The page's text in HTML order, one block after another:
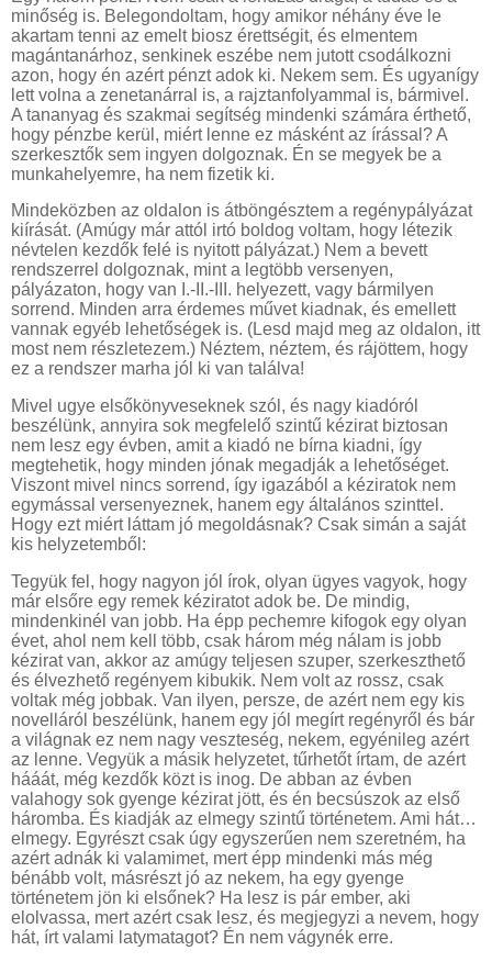
minőség is. Belegondoltam, hogy amikor néhány éve le
akartam tenni az emelt biosz érettségit, és elmentem
magántanárhoz, senkinek eszébe nem jutott csodálkozni
azon, hogy én azért pénzt adok ki. Nekem sem. És ugyanígy
lett volna a zenetanárral is, a rajztanfolyammal is, bármivel.
A tananyag és szakmai segítség mindenki számára érthető,
hogy pénzbe kerül, miért lenne ez másként az írással? A
szerkesztők sem ingyen dolgoznak. Én se megyek be a
munkahelyemre, ha nem fizetik ki.
Mindeközben az oldalon is átböngésztem a regénypályázat
kiírását. (Amúgy már attól irtó boldog voltam, hogy létezik
névtelen kezdők felé is nyitott pályázat.) Nem a bevett
rendszerrel dolgoznak, mint a legtöbb versenyen,
pályázaton, hogy van I.-II.-III. helyezett, vagy bármilyen
sorrend. Minden arra érdemes művet kiadnak, és emellett
vannak egyéb lehetőségek is. (Lesd majd meg az oldalon, itt
most nem részletezem.) Néztem, néztem, és rájöttem, hogy
ez a rendszer marha jól ki van találva!
Mivel ugye elsőkönyveseknek szól, és nagy kiadóról
beszélünk, annyira sok megfelelő szintű kézirat biztosan
nem lesz egy évben, amit a kiadó ne bírna kiadni, így
megtehetik, hogy minden jónak megadják a lehetőséget.
Viszont mivel nincs sorrend, így igazából a kéziratok nem
egymással versenyeznek, hanem egy általános szinttel.
Hogy ezt miért láttam jó megoldásnak? Csak simán a saját
kis helyzetemből:
Tegyük fel, hogy nagyon jól írok, olyan ügyes vagyok, hogy
már elsőre egy remek kéziratot adok be. De mindig,
mindenkinél van jobb. Ha épp pechemre kifogok egy olyan
évet, ahol nem kell több, csak három még nálam is jobb
kézirat van, akkor az amúgy teljesen szuper, szerkeszthető
és élvezhető regényem kibukik. Nem volt az rossz, csak
voltak még jobbak. Van ilyen, persze, de azért nem egy kis
novelláról beszélünk, hanem egy jól megírt regényről és bár
a világnak ez nem nagy veszteség, nekem, egyénileg azért
az lenne. Vegyük a másik helyzetet, tűrhetőt írtam, de azért
hááát, még kezdők közt is inog. De abban az évben
valahogy sok gyenge kézirat jött, és én becsúszok az első
háromba. És kiadják az elmegy szintű történetem. Ami hát…
elmegy. Egyrészt csak úgy egyszerűen nem szeretném, ha
azért adnák ki valamimet, mert épp mindenki más még
bénább volt, másrészt jó az nekem, ha egy gyenge
történetem jön ki elsőnek? Ha lesz is pár ember, aki
elolvassa, mert azért csak lesz, és megjegyzi a nevem, hogy
hát, írt valami latymatagot? Én nem vágynék erre.